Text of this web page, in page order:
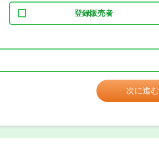
登録販売者
次に進む